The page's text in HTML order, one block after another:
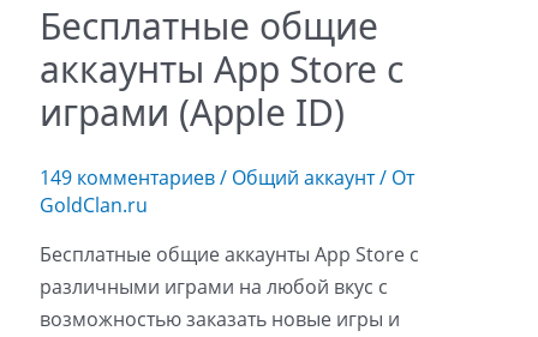
Бесплатные общие
аккаунты App Store с
играми (Apple ID)
149 комментариев/ Общий аккаунт/ От
GoldClan.ru
Бесплатные общие аккаунты App Store с
различными играми на любой вкус с
возможностью заказать новые игры и